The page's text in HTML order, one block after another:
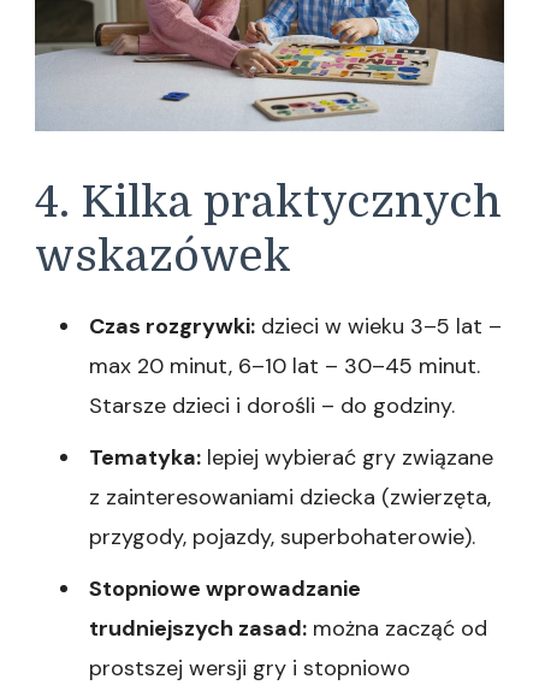
4. Kilka praktycznych
wskazówek
Czas rozgrywki: dzieci w wieku 3–5 lat –
max 20 minut, 6–10 lat – 30–45 minut.
Starsze dzieci i dorośli – do godziny.
Tematyka: lepiej wybierać gry związane
z zainteresowaniami dziecka (zwierzęta,
przygody, pojazdy, superbohaterowie).
Stopniowe wprowadzanie
trudniejszych zasad: można zacząć od
prostszej wersji gry i stopniowo